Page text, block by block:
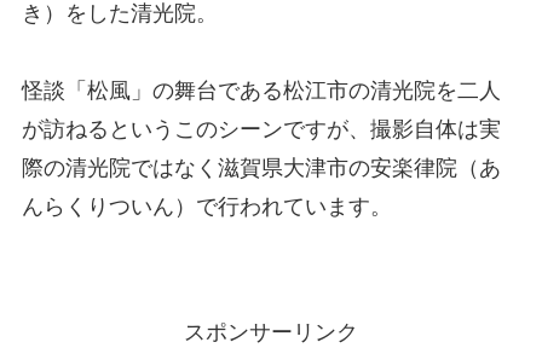
き）をした清光院。
怪談「松風」の舞台である松江市の清光院を二人
が訪ねるというこのシーンですが、撮影自体は実
際の清光院ではなく滋賀県大津市の安楽律院（あ
んらくりついん）で行われています。
スポンサーリンク